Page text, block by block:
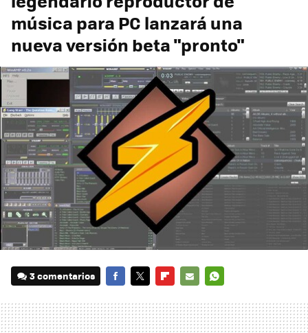
música para PC lanzará una
nueva versión beta "pronto"
3 comentarios
MAIL